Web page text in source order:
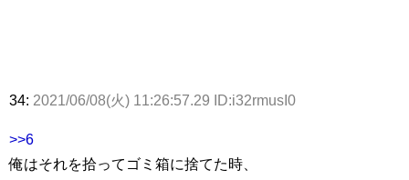
34: 2021/06/08(火) 11:26:57.29 ID:i32rmusI0
>>6
俺はそれを拾ってゴミ箱に捨てた時、